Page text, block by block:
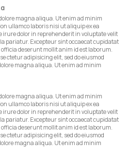
magna aliqua. Ut enim ad minim
ullamco laboris nisi ut aliquip ex ea
irure dolor in reprehenderit in voluptate velit
pariatur. Excepteur sint occaecat cupidatat
deserunt mollit anim id est laborum.
ctetur adipisicing elit, sed do eiusmod
magna aliqua. Ut enim ad minim
magna aliqua. Ut enim ad minim
ullamco laboris nisi ut aliquip ex ea
irure dolor in reprehenderit in voluptate velit
pariatur. Excepteur sint occaecat cupidatat
deserunt mollit anim id est laborum.
ctetur adipisicing elit, sed do eiusmod
magna aliqua. Ut enim ad minim